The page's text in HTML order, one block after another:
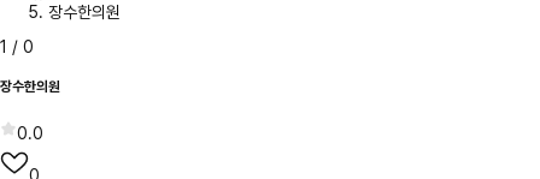
장수한의원
1 / 0
장수한의원
0.0
0